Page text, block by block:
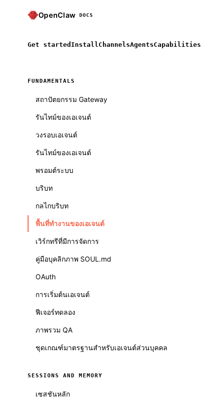
OpenClaw DOCS
Get started Install ChannelsAgentsCapabilities
FUNDAMENTALS
สถาปัตยกรรม Gateway
รันไทม์ของเอเจนต์
วงรอบเอเจนต์
รันไทม์ของเอเจนต์
พรอมต์ระบบ
บริบท
กลไกบริบท
พื้นที่ทำงานของเอเจนต์
เวิร์กทรีที่มีการจัดการ
คู่มือบุคลิกภาพ SOUL.md
OAuth
การเริ่มต้นเอเจนต์
ฟีเจอร์ทดลอง
ภาพรวม QA
ชุดเกณฑ์มาตรฐานสำหรับเอเจนต์ส่วนบุคคล
SESSIONS AND MEMORY
เซสชันหลัก